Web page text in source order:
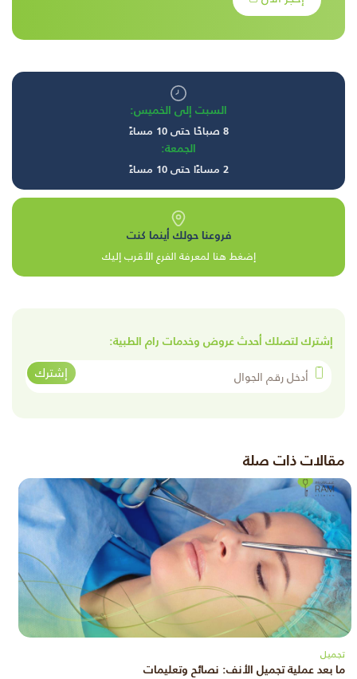
السبت إلى الخميس:
8 صباحًا حتى 10 مساءً
الجمعة:
2 مساءًا حتى 10 مساءً
فروعنا حولك أينما كنت
إضغط هنا لمعرفة الفرع الأقرب إليك
إشترك لتصلك أحدث عروض وخدمات رام الطبية:
أدخل رقم الجوال
إشترك
مقالات ذات صلة
تجميل
ما بعد عملية تجميل الأنف: نصائح وتعليمات